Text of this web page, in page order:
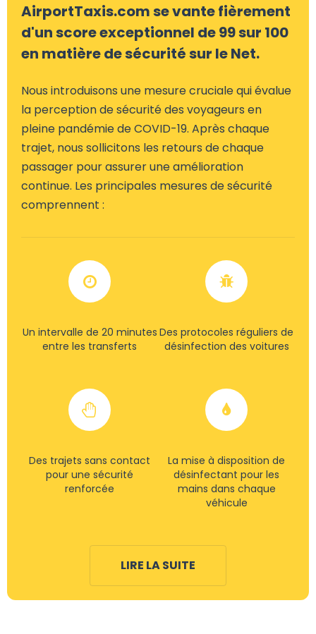
AirportTaxis.com se vante fièrement
d'un score exceptionnel de 99 sur 100
en matière de sécurité sur le Net.
Nous introduisons une mesure cruciale qui évalue
la perception de sécurité des voyageurs en
pleine pandémie de COVID-19. Après chaque
trajet, nous sollicitons les retours de chaque
passager pour assurer une amélioration
continue. Les principales mesures de sécurité
comprennent :
Un intervalle de 20 minutes
entre les transferts
Des protocoles réguliers de
désinfection des voitures
Des trajets sans contact
pour une sécurité
renforcée
La mise à disposition de
désinfectant pour les
mains dans chaque
véhicule
LIRE LA SUITE